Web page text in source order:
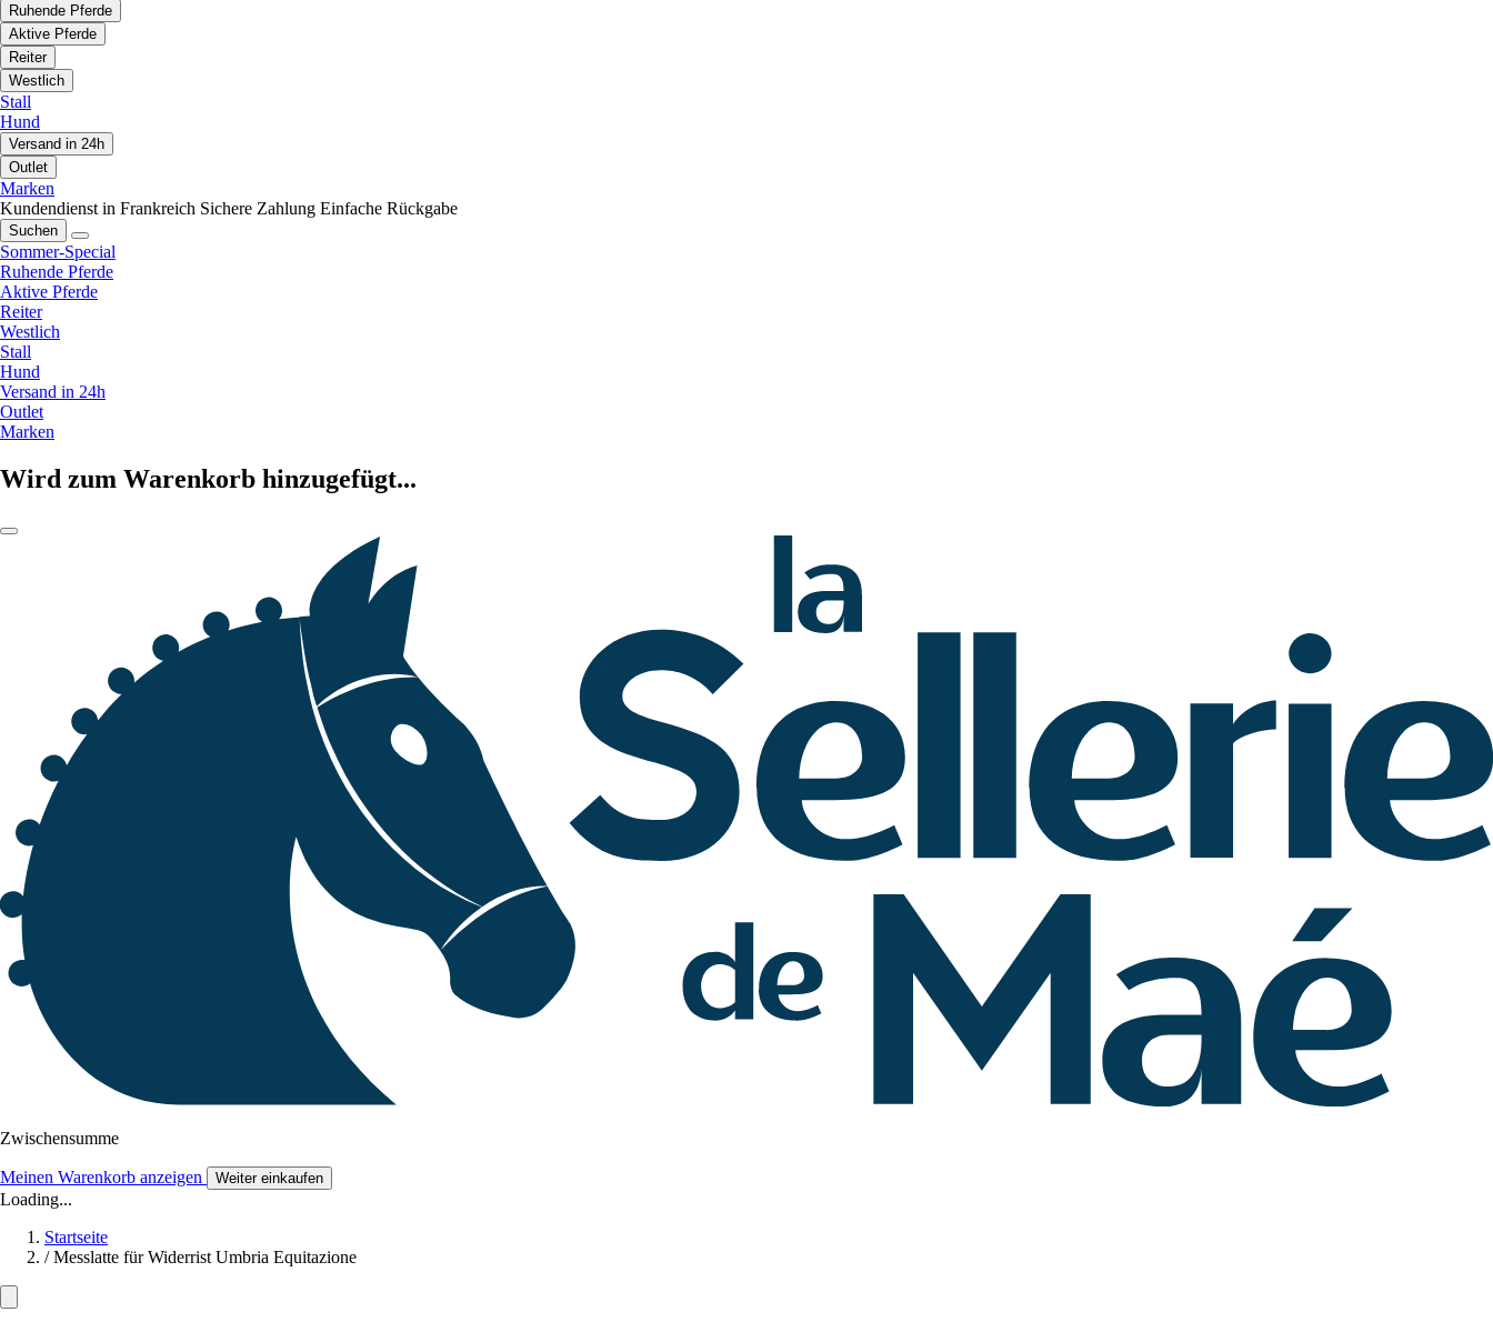
Ruhende Pferde
Aktive Pferde
Reiter
Westlich
Stall
Hund
Versand in 24h
Outlet
Marken
Kundendienst in Frankreich Sichere Zahlung Einfache Rückgabe
Suchen
Sommer-Special
Ruhende Pferde
Aktive Pferde
Reiter
Westlich
Stall
Hund
Versand in 24h
Outlet
Marken
Wird zum Warenkorb hinzugefügt...
Zwischensumme
Meinen Warenkorb anzeigen Weiter einkaufen
Loading...
Startseite
/ Messlatte für Widerrist Umbria Equitazione